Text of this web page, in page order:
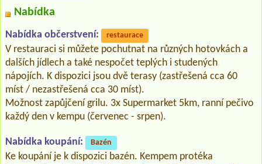
Nabídka
Nabídka občerstvení: restaurace
V restauraci si můžete pochutnat na různých hotovkách a
dalších jídlech a také nespočet teplých i studených
nápojích. K dispozici jsou dvě terasy (zastřešená cca 60
míst / nezastřešená cca 30 míst).
Možnost zapůjčení grilu. 3x Supermarket 5km, ranní pečivo
každý den v kempu (červenec - srpen).
Nabídka koupání: Bazén
Ke koupání je k dispozici bazén. Kempem protéka